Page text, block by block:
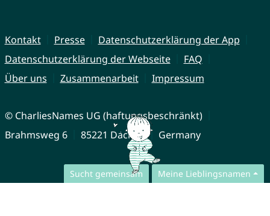
Sucht gemeinsam Meine Lieblingsnamen
Kontakt Presse
Datenschutzerklärung der App
Datenschutzerklärung der Webseite
FAQ
Über uns
Zusammenarbeit Impressum
© CharliesNames UG (haftungsbeschränkt)
Brahmsweg 6
85221 Dachau Germany